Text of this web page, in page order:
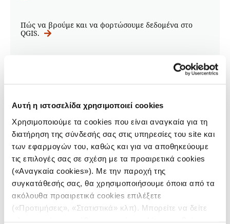
Αυτή η ιστοσελίδα χρησιμοποιεί cookies
Χρησιμοποιούμε τα cookies που είναι αναγκαία για τη
διατήρηση της σύνδεσής σας στις υπηρεσίες του site και
των εφαρμογών του, καθώς και για να αποθηκεύουμε
τις επιλογές σας σε σχέση με τα προαιρετικά cookies
(«Αναγκαία cookies»). Με την παροχή της
συγκατάθεσής σας, θα χρησιμοποιήσουμε όποια από τα
ακόλουθα προαιρετικά cookies επιλέξετε
(«Προτιμήσεις», «Στατιστικά» κλπ). Μπορείτε να δείτε
Πώς να βρούμε και να φορτώσουμε δεδομένα στο
QGIS.
ΔΗΜΟΣΙΟΓΡΑΦΙΑ ΔΕΔΟΜΕΝΩΝ
Χαρτογράφηση με QGIS: Μέρος 2/4